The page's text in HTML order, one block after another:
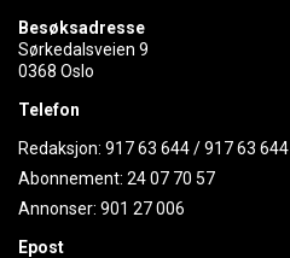
Besøksadresse
Sørkedalsveien 9
0368 Oslo
Telefon
Redaksjon: 917 63 644/917 63 644
Abonnement: 24 07 70 57
Annonser: 901 27 006
Epost